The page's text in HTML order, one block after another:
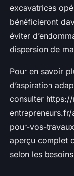
excavatrices
bénéficieront
éviter
dispersion de
Pour en savoir
d’aspiration
consulter
pour-vos-
aperçu complet
selon les